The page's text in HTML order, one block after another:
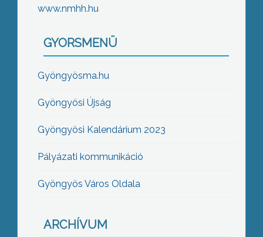
www.nmhh.hu
GYORSMENÜ
Gyöngyösma.hu
Gyöngyösi Újság
Gyöngyösi Kalendárium 2023
Pályázati kommunikáció
Gyöngyös Város Oldala
ARCHÍVUM